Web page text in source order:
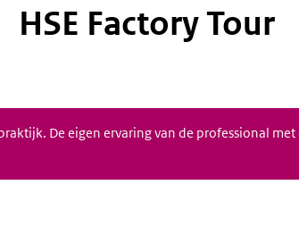
HSE Factory Tour
De eigen ervaring van de professional